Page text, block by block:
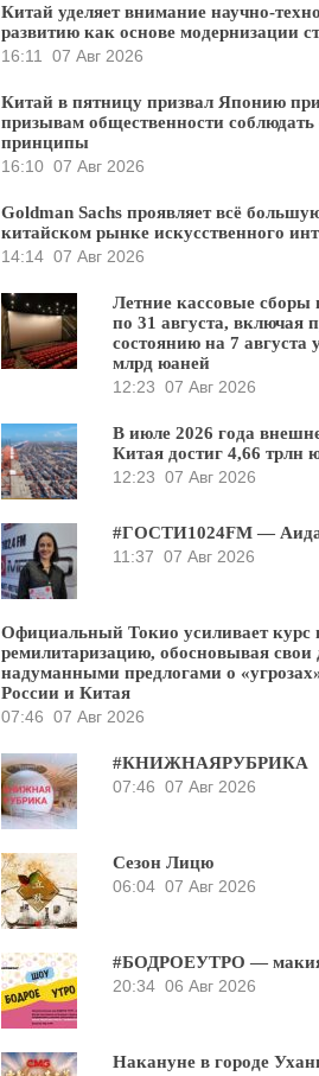
Китай уделяет внимание научно-
развитию как основе модернизации
16:11
07 Авг 2026
Китай в пятницу призвал Японию
призывам общественности соблюдать
принципы
16:10 07 Авг 2026
Goldman Sachs проявляет всё
китайском рынке искусственного
14:14 07 Авг 2026
Летние кассовые сборы
по 31 августа, включая
состоянию на 7 августа
млрд юаней
12:23 07 Авг 2026
В июле 2026 года
Китая достиг 4,66 трлн
12:23 07 Авг 2026
#ГОСТИ1024FM —
11:37 07 Авг 2026
Официальный Токио усиливает курс
ремилитаризацию, обосновывая свои
надуманными предлогами о
России и Китая
07:46 07 Авг 2026
#КНИЖНАЯРУБРИКА
07:46 07 Авг 2026
Сезон Лицю
06:04 07 Авг 2026
#БОДРОЕУТРО —
20:34 06 Авг 2026
Накануне в городе